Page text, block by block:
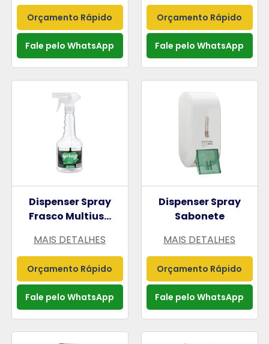
Orçamento Rápido
Fale pelo WhatsApp
Orçamento Rápido
Fale pelo WhatsApp
Dispenser Spray
Frasco Multius...
MAIS DETALHES
Orçamento Rápido
Fale pelo WhatsApp
Dispenser Spray
Sabonete
MAIS DETALHES
Orçamento Rápido
Fale pelo WhatsApp